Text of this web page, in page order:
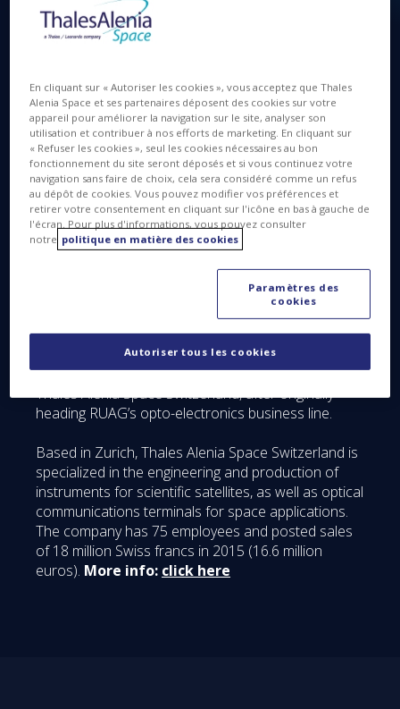
Langues disponibles EN
30 NOV. 2016
Zurich, November 30, 2016– Following Thales
Alenia Space’s acquisition of RUAG’s opto-
electronics business line, finalized on November 2,
the company announced today the official creation
of its Swiss subsidiary, Thales Alenia Space
Switzerland.
Elisabetta Rugi Grond has been named CEO of
Thales Alenia Space Switzerland, after originally
heading RUAG’s opto-electronics business line.
Based in Zurich, Thales Alenia Space Switzerland is
specialized in the engineering and production of
instruments for scientific satellites, as well as optical
communications terminals for space applications.
The company has 75 employees and posted sales
of 18 million Swiss francs in 2015 (16.6 million
euros). More info: click here
En cliquant sur « Autoriser les cookies », vous acceptez que Thales
Alenia Space et ses partenaires déposent des cookies sur votre
appareil pour améliorer la navigation sur le site, analyser son
utilisation et contribuer à nos efforts de marketing. En cliquant sur
« Refuser les cookies », seul les cookies nécessaires au bon
fonctionnement du site seront déposés et si vous continuez votre
navigation sans faire de choix, cela sera considéré comme un refus
au dépôt de cookies. Vous pouvez modifier vos préférences et
retirer votre consentement en cliquant sur l'icône en bas à gauche de
l'écran. Pour plus d'informations, vous pouvez consulter
notre politique en matière des cookies
Paramètres des
cookies
Autoriser tous les cookies